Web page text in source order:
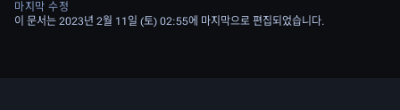
마지막 수정
이 문서는 2023년 2월 11일 (토) 02:55에 마지막으로 편집되었습니다.